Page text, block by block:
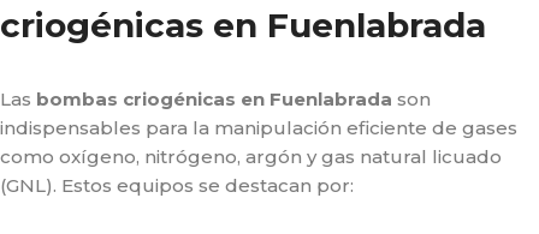
criogénicas en Fuenlabrada
Las bombas criogénicas en Fuenlabrada son
indispensables para la manipulación eficiente de gases
como oxígeno, nitrógeno, argón y gas natural licuado
(GNL). Estos equipos se destacan por: